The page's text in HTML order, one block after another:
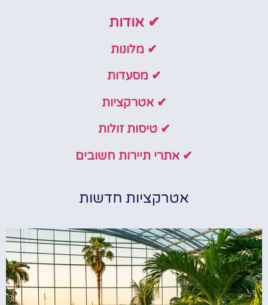
✔ אודות
✔ מלונות
✔ מסעדות
✔ אטרקציות
✔ טיסות זולות
✔ אתרי תיירות חשובים
אטרקציות חדשות